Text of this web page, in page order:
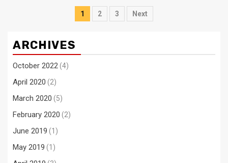
Posts
1 2 3 Next
ARCHIVES
October 2022(4)
April 2020 (2)
March 2020 (5)
February 2020 (2)
June 2019 (1)
May 2019 (1)